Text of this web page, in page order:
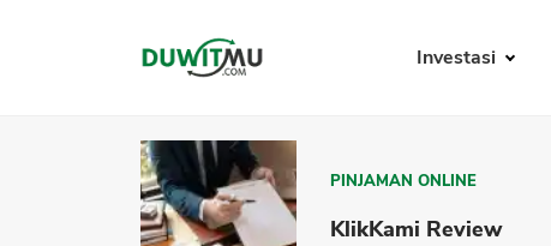
Investasi
PINJAMAN ONLINE
KlikKami Review